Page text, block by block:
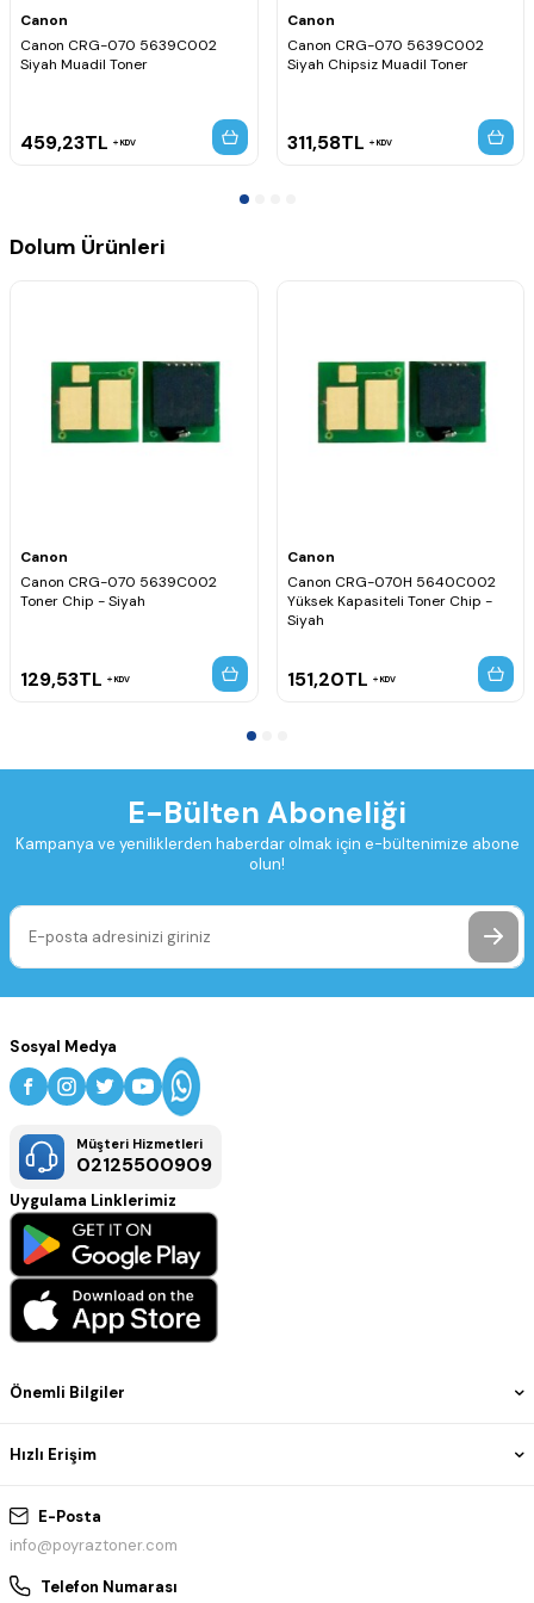
Canon
Canon CRG-070 5639C002
Siyah Muadil Toner
459,23TL KDV
Canon
Canon CRG-070 5639C002
Siyah Chipsiz Muadil Toner
311,58TL KDV
Dolum Ürünleri
Canon
Canon CRG-070 5639C002
Toner Chip - Siyah
129,53TL KDV
Canon
Canon CRG-070H 5640C002
Yüksek Kapasiteli Toner Chip -
Siyah
151,20TL KDV
E-Bülten Aboneliği
Kampanya ve yeniliklerden haberdar olmak için e-bültenimize abone
olun!
E-Posta
info@poyraztoner.com
Telefon Numarası
Önemli Bilgiler
Hızlı Erişim
Sosyal Medya
Müşteri Hizmetleri
02125500909
Uygulama Linklerimiz